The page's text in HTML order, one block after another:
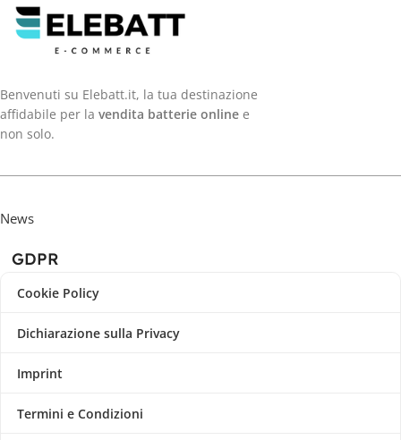
Benvenuti su Elebatt.it, la tua destinazione
affidabile per la vendita batterie online e
non solo.
News
GDPR
Cookie Policy
Dichiarazione sulla Privacy
Imprint
Termini e Condizioni